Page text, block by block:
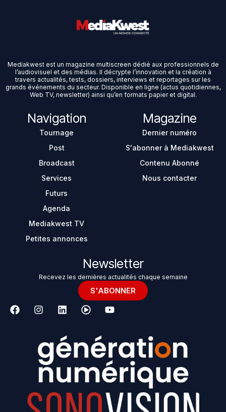
Mediakwest est un magazine multiscreen dédié aux professionnels de
l’audiovisuel et des médias. Il décrypte l’innovation et la création à
travers actualités, tests, dossiers, interviews et reportages sur les
grands événements du secteur. Disponible en ligne (actus quotidiennes,
Web TV, newsletter) ainsi qu’en formats papier et digital.
Navigation
Tournage
Post
Broadcast
Services
Futurs
Agenda
Mediakwest TV
Petites annonces
Magazine
Dernier numéro
S'abonner à Mediakwest
Contenu Abonné
Nous contacter
Newsletter
Recevez les dernières actualités chaque semaine
S'ABONNER